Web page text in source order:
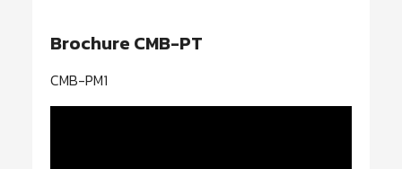
Brochure CMB-PT
CMB-PM1